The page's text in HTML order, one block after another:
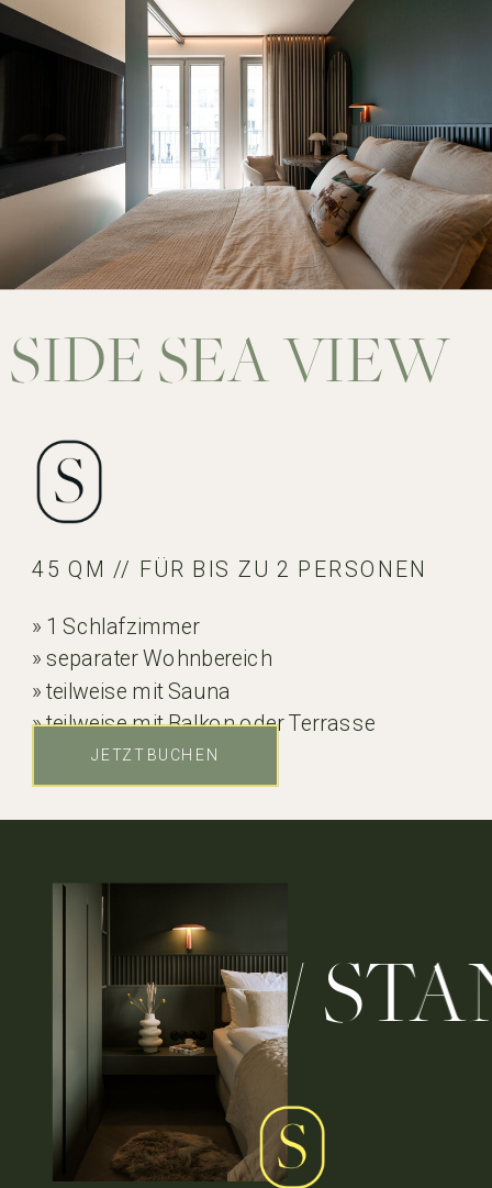
SIDE SEA VIEW
45 QM // FÜR BIS ZU 2 PERSONEN
» 1 Schlafzimmer
» separater Wohnbereich
» teilweise mit Sauna
» teilweise mit Balkon oder Terrasse
» seitlicher Seeblick
JETZT BUCHEN
//